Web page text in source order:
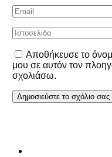
Αποθήκευσε το
μου σε αυτόν τον
σχολιάσω.